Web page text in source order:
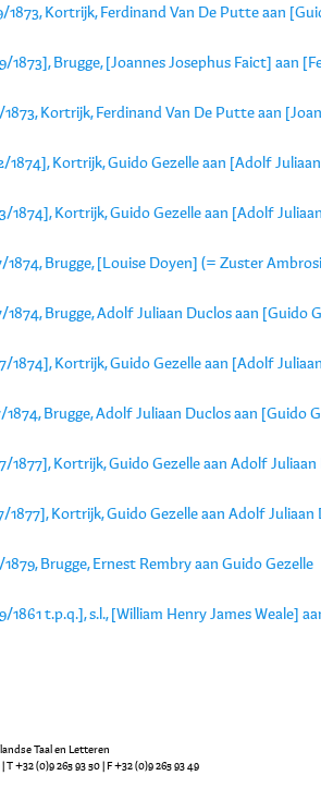
1873, Kortrijk, Ferdinand Van De Putte aan
1873], Brugge, [Joannes Josephus Faict] aan
1873, Kortrijk, Ferdinand Van De Putte aan
1874], Kortrijk, Guido Gezelle aan [Adolf
1874], Kortrijk, Guido Gezelle aan [Adolf
1874, Brugge, [Louise Doyen] (= Zuster
1874, Brugge, Adolf Juliaan Duclos aan [Guido
1874], Kortrijk, Guido Gezelle aan [Adolf
1874, Brugge, Adolf Juliaan Duclos aan [Guido
1877], Kortrijk, Guido Gezelle aan Adolf Juliaan
1877], Kortrijk, Guido Gezelle aan Adolf Juliaan
1879, Brugge, Ernest Rembry aan Guido Gezelle
1861 t.p.q.], s.l., [William Henry James Weale]
Taal en Letteren
| T +32 (0)9 265 93 50 | F +32 (0)9 265 93 49